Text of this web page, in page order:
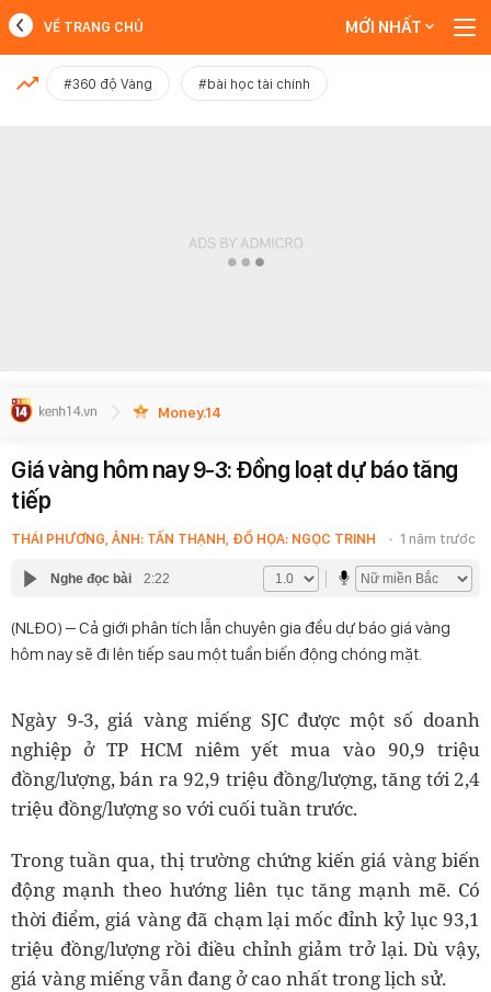
MỚI NHẤT
VỀ TRANG CHỦ MỚI NHẤT
#360 độ Vàng #bài học tài chính
Money.14
Giá vàng hôm nay 9-3: Đồng loạt dự báo tăng
tiếp
THÁI PHƯƠNG, ẢNH: TẤN THẠNH, ĐỒ HỌA: NGỌC TRINH 1 năm trước
Nghe đọc bài 2:22
(NLĐO) – Cả giới phân tích lẫn chuyên gia đều dự báo giá vàng
hôm nay sẽ đi lên tiếp sau một tuần biến động chóng mặt.
Ngày 9-3, giá vàng miếng SJC được một số doanh
nghiệp ở TP HCM niêm yết mua vào 90,9 triệu
đồng/lượng, bán ra 92,9 triệu đồng/lượng, tăng tới 2,4
triệu đồng/lượng so với cuối tuần trước.
Trong tuần qua, thị trường chứng kiến giá vàng biến
động mạnh theo hướng liên tục tăng mạnh mẽ. Có
thời điểm, giá vàng đã chạm lại mốc đỉnh kỷ lục 93,1
triệu đồng/lượng rồi điều chỉnh giảm trở lại. Dù vậy,
giá vàng miếng vẫn đang ở cao nhất trong lịch sử.